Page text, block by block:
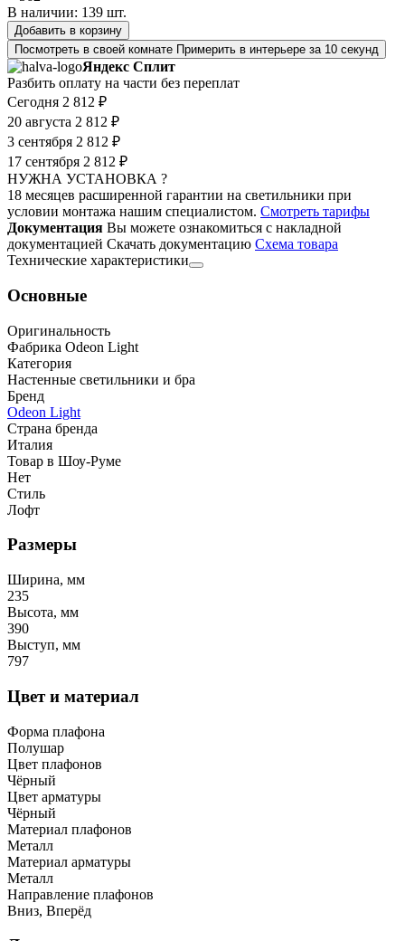
В наличии: 139 шт.
Добавить в корзину
Посмотреть в своей комнате Примерить в интерьере за 10 секунд
Яндекс Сплит
Разбить оплату на части без переплат
Сегодня 2 812 ₽
20 августа 2 812 ₽
3 сентября 2 812 ₽
17 сентября 2 812 ₽
НУЖНА УСТАНОВКА ?
18 месяцев расширенной гарантии на светильники при
условии монтажа нашим специалистом. Смотреть тарифы
Документация Вы можете ознакомиться с накладной
документацией Скачать документацию Cхема товара
Технические характеристики
Основные
Оригинальность
Фабрика Odeon Light
Категория
Настенные светильники и бра
Бренд
Odeon Light
Страна бренда
Италия
Товар в Шоу-Руме
Нет
Стиль
Лофт
Размеры
Ширина, мм
235
Высота, мм
390
Выступ, мм
797
Цвет и материал
Форма плафона
Полушар
Цвет плафонов
Чёрный
Цвет арматуры
Чёрный
Материал плафонов
Металл
Материал арматуры
Металл
Направление плафонов
Вниз, Вперёд